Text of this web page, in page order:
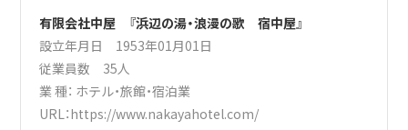
有限会社中屋 『浜辺の湯・浪漫の歌 宿中屋』
設立年月日 1953年01月01日
従業員数 35人
業 種： ホテル・旅館・宿泊業
URL：https://www.nakayahotel.com/